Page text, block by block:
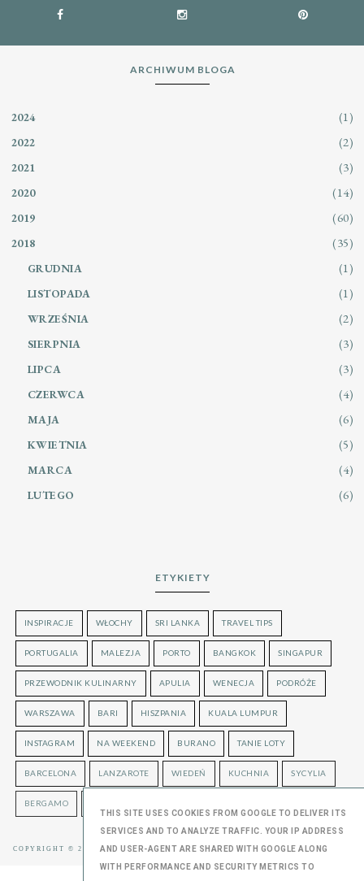
ARCHIWUM BLOGA
2024 (1)
2022 (2)
2021 (3)
2020 (14)
2019 (60)
2018 (35)
GRUDNIA (1)
LISTOPADA (1)
WRZEŚNIA (2)
SIERPNIA (3)
LIPCA (3)
CZERWCA (4)
MAJA (6)
KWIETNIA (5)
MARCA (4)
LUTEGO (6)
ETYKIETY
INSPIRACJE WŁOCHY SRI LANKA TRAVEL TIPS
PORTUGALIA MALEZJA PORTO BANGKOK SINGAPUR
PRZEWODNIK KULINARNY APULIA WENECJA PODRÓŻE
WARSZAWA BARI HISZPANIA KUALA LUMPUR
INSTAGRAM NA WEEKEND BURANO TANIE LOTY
BARCELONA LANZAROTE WIEDEŃ KUCHNIA SYCYLIA
BERGAMO
COPYRIGHT © 2016OLGUSTA, BLOGGER
BLOG DESIGN:
THIS SITE USES COOKIES FROM GOOGLE TO DELIVER ITS
SERVICES AND TO ANALYZE TRAFFIC. YOUR IP ADDRESS
AND USER-AGENT ARE SHARED WITH GOOGLE ALONG
WITH PERFORMANCE AND SECURITY METRICS TO